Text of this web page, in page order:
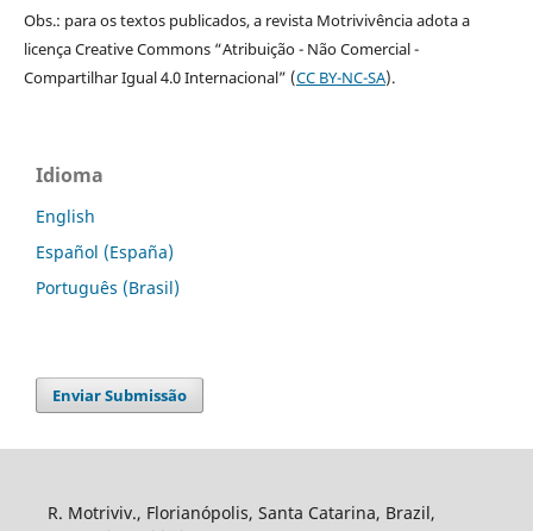
Obs.: para os textos publicados, a revista Motrivivência adota a
licença Creative Commons “Atribuição - Não Comercial -
Compartilhar Igual 4.0 Internacional” (CC BY-NC-SA).
Idioma
English
Español (España)
Português (Brasil)
Enviar Submissão
R. Motriviv., Florianópolis, Santa Catarina, Brazil,